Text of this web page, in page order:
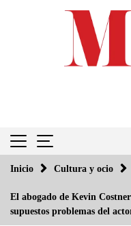
Inicio Cultura y ocio
El abogado de Kevin
supuestos problemas del